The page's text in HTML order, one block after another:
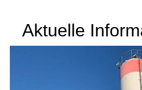
Aktuelle